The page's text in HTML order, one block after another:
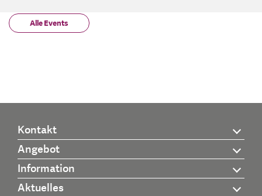
Alle Events
Kontakt
Angebot
Information
Aktuelles